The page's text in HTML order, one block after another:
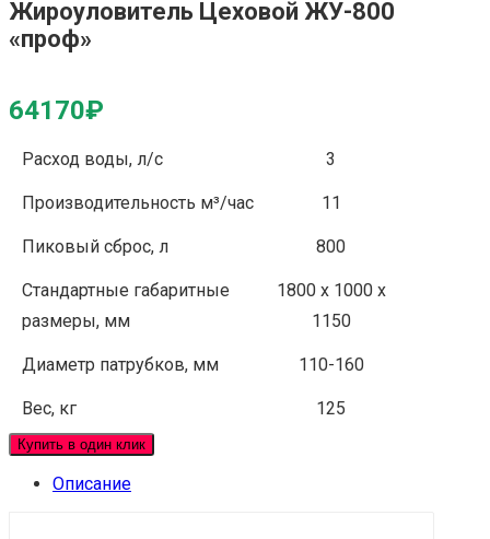
Жироуловитель Цеховой ЖУ-800
«проф»
64170₽
Расход воды, л/с 3
Производительность м³/час 11
Пиковый сброс, л 800
Стандартные габаритные
размеры, мм
1800 x 1000 x
1150
Диаметр патрубков, мм 110-160
Вес, кг 125
Купить в один клик
Описание